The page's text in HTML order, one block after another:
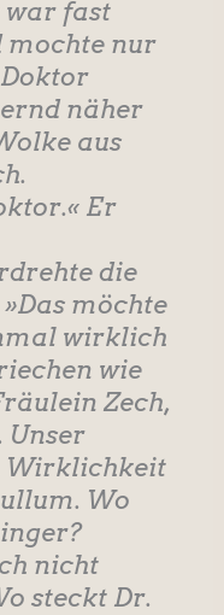
war fast
mochte nur
näher
aus
Er
die
möchte
wirklich
wie
Zech,
Unser
Wirklichkeit
Wo
nicht
steckt Dr.